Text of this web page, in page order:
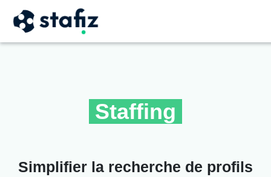
Staffing
Simplifier la recherche de profils